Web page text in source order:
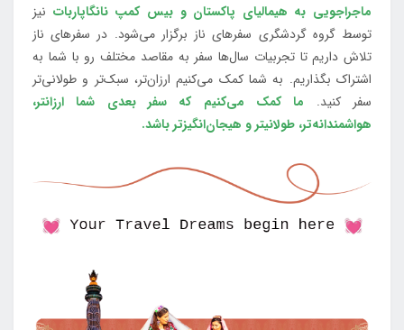
ماجراجویی به هیمالیای پاکستان و بیس کمپ نانگاپاربات نیز
توسط گروه گردشگری سفرهای ناز برگزار می‌شود. در سفرهای ناز
تلاش داریم تا تجربیات سال‌ها سفر به مقاصد مختلف رو با شما به
اشتراک بگذاریم. به شما کمک می‌کنیم ارزان‌تر، سبک‌تر و طولانی‌تر
سفر کنید. ما کمک می‌کنیم که سفر بعدی شما ارزانتر،
هواشمندانه‌تر، طولانی‎تر و هیجان‌انگیزتر باشد.